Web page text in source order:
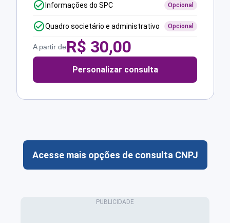
Informações do SPC Opcional
Quadro societário e administrativo Opcional
A partir deR$ 30,00
Personalizar consulta
Acesse mais opções de consulta CNPJ